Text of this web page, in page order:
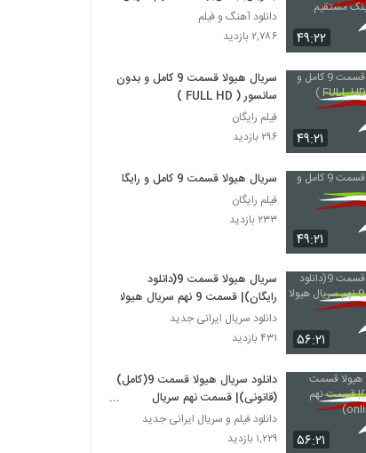
۴۹:۲۲
هیولا با لینک مستقیم
دانلود آهنگ و فیلم
۲,۷۸۶ بازدید
۴۹:۲۱
سریال هیولا قسمت 9 کامل و بدون
سانسور ( FULL HD )
فیلم رایگان
۲۹۶ بازدید
۴۹:۲۱
سریال هیولا قسمت 9 کامل و رایگان
فیلم رایگان
۲۳۳ بازدید
۵۶:۲۱
سریال هیولا قسمت 9(دانلود
رایگان)| قسمت 9 نهم سریال هیولا
دانلود سریال ایرانی جدید
۴۳۱ بازدید
۵۶:۲۱
دانلود سریال هیولا قسمت 9(کامل)
(قانونی)| قسمت نهم سریال
هیولا(online)
دانلود فیلم و سریال ایرانی جدید
۱,۲۲۹ بازدید